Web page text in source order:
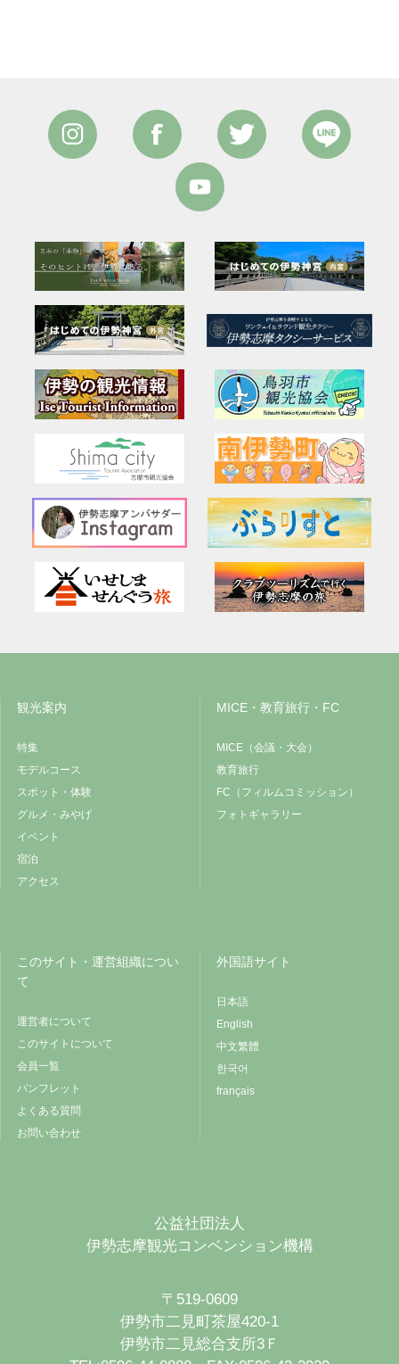
観光案内
特集
モデルコース
スポット・体験
グルメ・みやげ
イベント
宿泊
アクセス
MICE・教育旅行・FC
MICE（会議・大会）
教育旅行
FC（フィルムコミッション）
フォトギャラリー
このサイト・運営組織につい
て
運営者について
このサイトについて
会員一覧
パンフレット
よくある質問
お問い合わせ
外国語サイト
日本語
English
中文繁體
한국어
français
公益社団法人
伊勢志摩観光コンベンション機構
〒519-0609
伊勢市二見町茶屋420-1
伊勢市二見総合支所3Ｆ